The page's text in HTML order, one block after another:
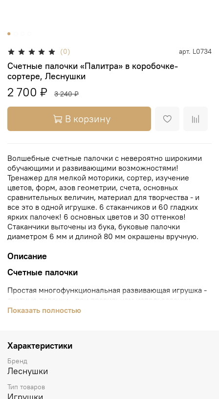
(0) арт. L0734
Счетные палочки «Палитра» в коробочке-
сортере, Леснушки
2 700 ₽ 3 240 ₽
В корзину
Волшебные счетные палочки с невероятно широкими
обучающими и развивающими возможностями!
Тренажер для мелкой моторики, сортер, изучение
цветов, форм, азов геометрии, счета, основных
сравнительных величин, материал для творчества - и
все это в одной игрушке. 6 стаканчиков и 60 гладких
ярких палочек! 6 основных цветов и 30 оттенков!
Стаканчики выточены из бука, буковые палочки
диаметром 6 мм и длиной 80 мм окрашены вручную.
Описание
Счетные палочки
Простая многофункциональная развивающая игрушка -
счетные палочки - при правильном использовании
может принести больше пользы ребенку, чем дорогие
Теперь у нас обновленный вариант коробочки с
перегородками и с оргстеклом.
Обучение начальной математике и знакомство с
цветами и оттенками – прямое назначение этого
Показать полностью
Характеристики
Бренд
Леснушки
Тип товаров
Игрушки